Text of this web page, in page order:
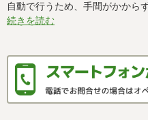
自動で行うため、手間がかから
続きを読む